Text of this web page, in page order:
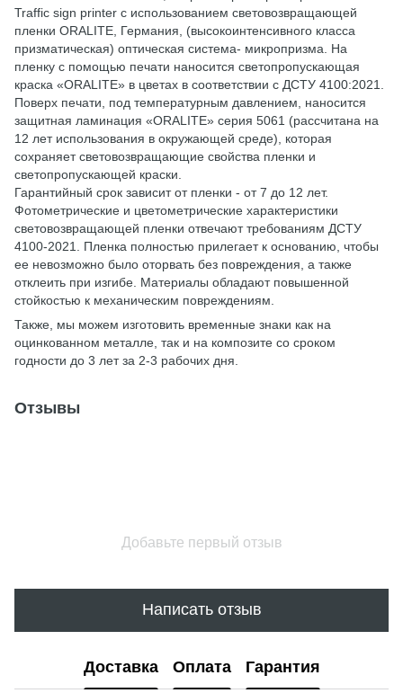
Traffic sign printer с использованием световозвращающей
пленки ORALITE, Германия, (высокоинтенсивного класса
призматическая) оптическая система- микропризма. На
пленку с помощью печати наносится светопропускающая
краска «ORALITE» в цветах в соответствии с ДСТУ 4100:2021.
Поверх печати, под температурным давлением, наносится
защитная ламинация «ORALITE» серия 5061 (рассчитана на
12 лет использования в окружающей среде), которая
сохраняет световозвращающие свойства пленки и
светопропускающей краски.
Гарантийный срок зависит от пленки - от 7 до 12 лет.
Фотометрические и цветометрические характеристики
световозвращающей пленки отвечают требованиям ДСТУ
4100-2021. Пленка полностью прилегает к основанию, чтобы
ее невозможно было оторвать без повреждения, а также
отклеить при изгибе. Материалы обладают повышенной
стойкостью к механическим повреждениям.
Также, мы можем изготовить временные знаки как на
оцинкованном металле, так и на композите со сроком
годности до 3 лет за 2-3 рабочих дня.
Отзывы
Добавьте первый отзыв
Написать отзыв
Доставка Оплата Гарантия